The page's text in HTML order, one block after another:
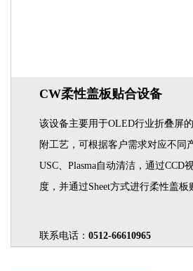
CW柔性盖板贴合设备
该设备主要用于OLED行业折叠屏
附工艺，可根据客户需求对应不同
USC、Plasma自动清洁，通过CCD
度，并通过Sheet方式进行柔性盖板
联系电话： 0512-66610965